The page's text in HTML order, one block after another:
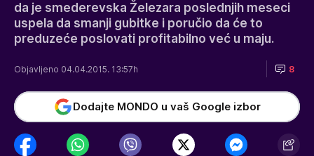
da je smederevska Železara poslednjih meseci
uspela da smanji gubitke i poručio da će to
preduzeće poslovati profitabilno već u maju.
Objavljeno 04.04.2015. 13:57h 8
Dodajte MONDO u vaš Google izbor